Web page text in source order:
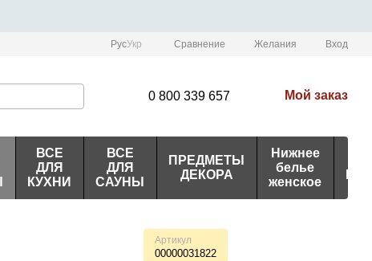
РусУкр Сравнение Желания Вход
0 800 339 657 Мой заказ
ВСЕ
ДЛЯ
КУХНИ
ВСЕ
ДЛЯ
САУНЫ
ПРЕДМЕТЫ
ДЕКОРА
Нижнее
белье
женское
Артикул
00000031822